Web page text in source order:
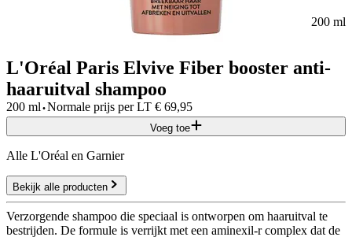
200 ml
L'Oréal Paris Elvive Fiber booster anti-
haaruitval shampoo
200 ml·Normale prijs per LT € 69,95
Voeg toe
Alle L'Oréal en Garnier
Bekijk alle producten
Verzorgende shampoo die speciaal is ontworpen om haaruitval te
bestrijden. De formule is verrijkt met een aminexil-r complex dat de